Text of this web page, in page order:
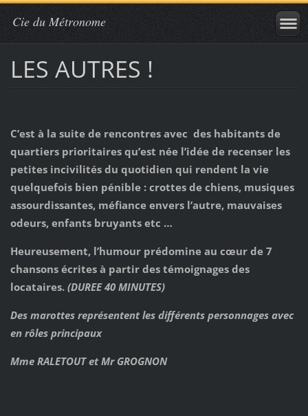
Cie du Métronome
LES AUTRES !
C’est à la suite de rencontres avec des habitants de
quartiers prioritaires qu’est née l’idée de recenser les
petites incivilités du quotidien qui rendent la vie
quelquefois bien pénible : crottes de chiens, musiques
assourdissantes, méfiance envers l’autre, mauvaises
odeurs, enfants bruyants etc …
Heureusement, l’humour prédomine au cœur de 7
chansons écrites à partir des témoignages des
locataires. (DUREE 40 MINUTES)
Des marottes représentent les différents personnages avec
en rôles principaux
Mme RALETOUT et Mr GROGNON